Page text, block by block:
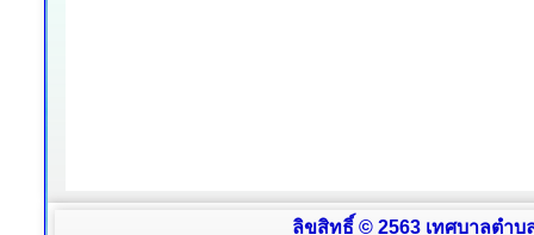
ลิขสิทธิ์ © 2563 เทศบาลตำ